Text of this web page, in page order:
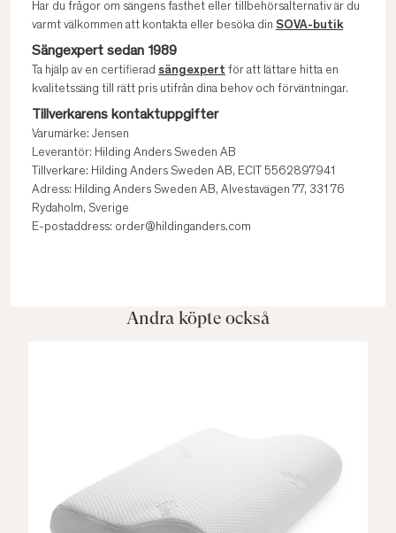
Har du frågor om sängens fasthet eller tillbehörsalternativ är du
varmt välkommen att kontakta eller besöka din SOVA-butik
Sängexpert sedan 1989
Ta hjälp av en certifierad sängexpert för att lättare hitta en
kvalitetssäng till rätt pris utifrån dina behov och förväntningar.
Tillverkarens kontaktuppgifter
Varumärke: Jensen
Leverantör: Hilding Anders Sweden AB
Tillverkare: Hilding Anders Sweden AB, ECIT 5562897941
Adress: Hilding Anders Sweden AB, Alvestavägen 77, 331 76
Rydaholm, Sverige
E-postaddress: order@hildinganders.com
Andra köpte också